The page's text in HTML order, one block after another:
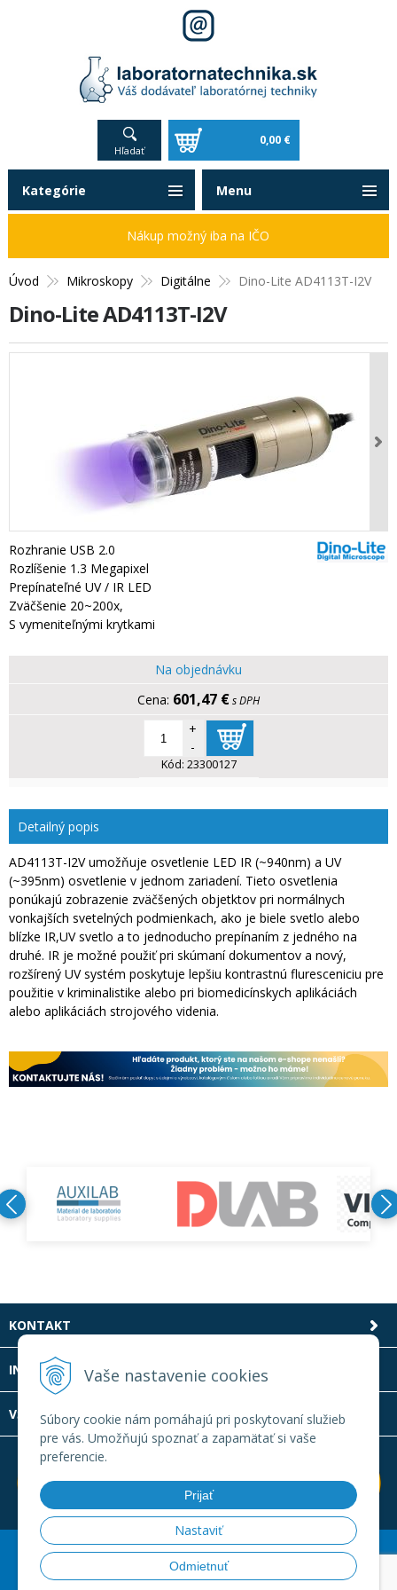
Vaše nastavenie cookies
Súbory cookie nám pomáhajú pri poskytovaní služieb
pre vás. Umožňujú spoznať a zapamätať si vaše
preferencie.
Prijať
Nastaviť
Odmietnuť
Hľadať
0,00 €
Úvod Mikroskopy Digitálne Dino-Lite AD4113T-I2V
Dino-Lite AD4113T-I2V
Rozhranie USB 2.0
Rozlíšenie 1.3 Megapixel
Prepínateľné UV / IR LED
Zväčšenie 20~200x,
S vymeniteľnými krytkami
Na objednávku
601,47 €s DPH
+
-
Kód: 23300127
Detailný popis
AD4113T-I2V umožňuje osvetlenie LED IR (~940nm) a UV
(~395nm) osvetlenie v jednom zariadení. Tieto osvetlenia
ponúkajú zobrazenie zväčšených objetktov pri normálnych
vonkajších svetelných podmienkach, ako je biele svetlo alebo
blízke IR,UV svetlo a to jednoducho prepínaním z jedného na
druhé. IR je možné použiť pri skúmaní dokumentov a nový,
rozšírený UV systém poskytuje lepšiu kontrastnú fluresceniciu pre
použitie v kriminalistike alebo pri biomedicínskych aplikáciách
alebo aplikáciách strojového videnia.
Kategórie
Nákup možný iba na IČO
Menu
KONTAKT
INFOLINKA
VŠETKO O NÁKUPE
© 2026 Laboratornatechnika.sk •Created
e-shop Pohoda
connectorbyNextCom s.r.o.